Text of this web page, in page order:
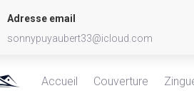
Adresse email
sonnypuyaubert33@icloud.com
Accueil Couverture